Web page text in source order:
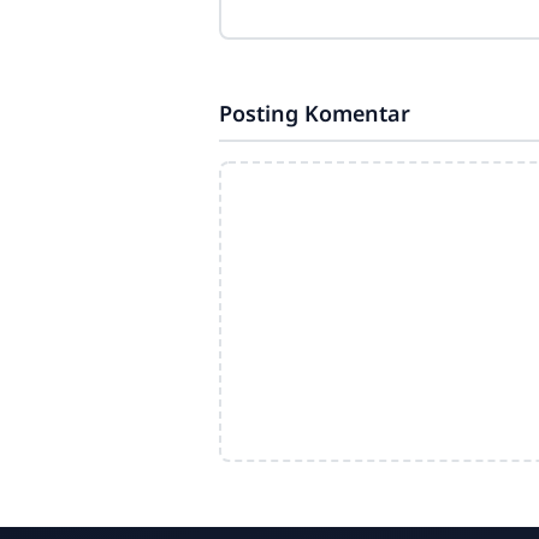
Posting Komentar